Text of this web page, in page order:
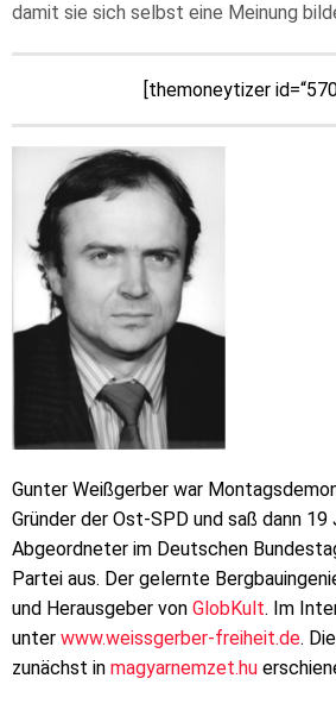
damit sie sich selbst eine Meinung
[themoneytizer
Gunter Weißgerber war
Gründer der Ost-SPD und saß dann
Abgeordneter im Deutschen
Partei aus. Der gelernte
und Herausgeber von GlobKult. Im
unter www.weissgerber-freiheit.de.
zunächst in magyarnemzet.hu